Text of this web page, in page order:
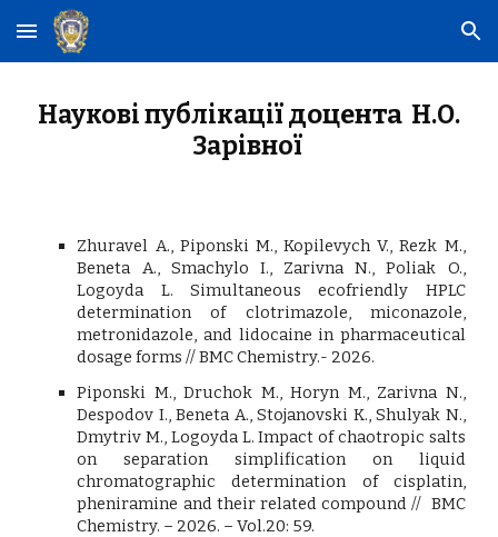
Skip to main content Skip to navigation
Наукові публікаціїдоцента Н.О.
Зарівної
Zhuravel A., Piponski M., Kopilevych V., Rezk M.,
Beneta A., Smachylo I., Zarivna N., Poliak O.,
Logoyda L. Simultaneous ecofriendly HPLC
determination of clotrimazole, miconazole,
metronidazole, and lidocaine in pharmaceutical
dosage forms // BMC Chemistry.- 2026.
Piponski M., Druchok M., Horyn M., Zarivna N.,
Despodov I., Beneta A., Stojanovski K., Shulyak N.,
Dmytriv M., Logoyda L. Impact of chaotropic salts
on separation simplification on liquid
chromatographic determination of cisplatin,
pheniramine and their related compound // BMC
Chemistry. – 2026. – Vol.20: 59.